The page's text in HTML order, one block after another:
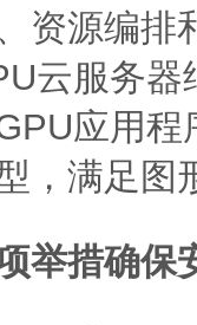
资源编排
云服务器
应用程
，满足图
举措确保